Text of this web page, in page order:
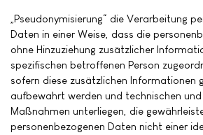
„Pseudonymisierung“ die Verarbeitung
Daten in einer Weise, dass die
ohne Hinzuziehung zusätzlicher
spezifischen betroffenen Person
sofern diese zusätzlichen Informationen
aufbewahrt werden und technischen
Maßnahmen unterliegen, die
personenbezogenen Daten nicht einer